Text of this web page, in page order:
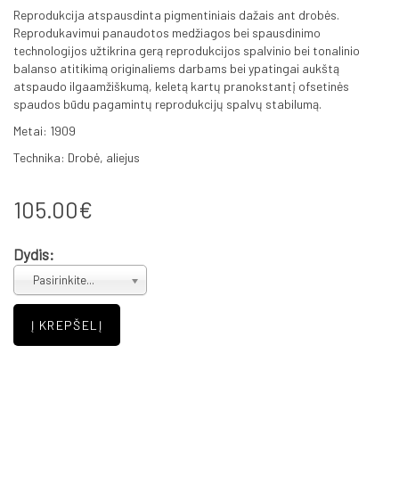
Reprodukcija atspausdinta pigmentiniais dažais ant drobės.
Reprodukavimui panaudotos medžiagos bei spausdinimo
technologijos užtikrina gerą reprodukcijos spalvinio bei tonalinio
balanso atitikimą originaliems darbams bei ypatingai aukštą
atspaudo ilgaamžiškumą, keletą kartų pranokstantį ofsetinės
spaudos būdu pagamintų reprodukcijų spalvų stabilumą.
Metai: 1909
Technika: Drobė, aliejus
105.00€
Dydis:
Pasirinkite...